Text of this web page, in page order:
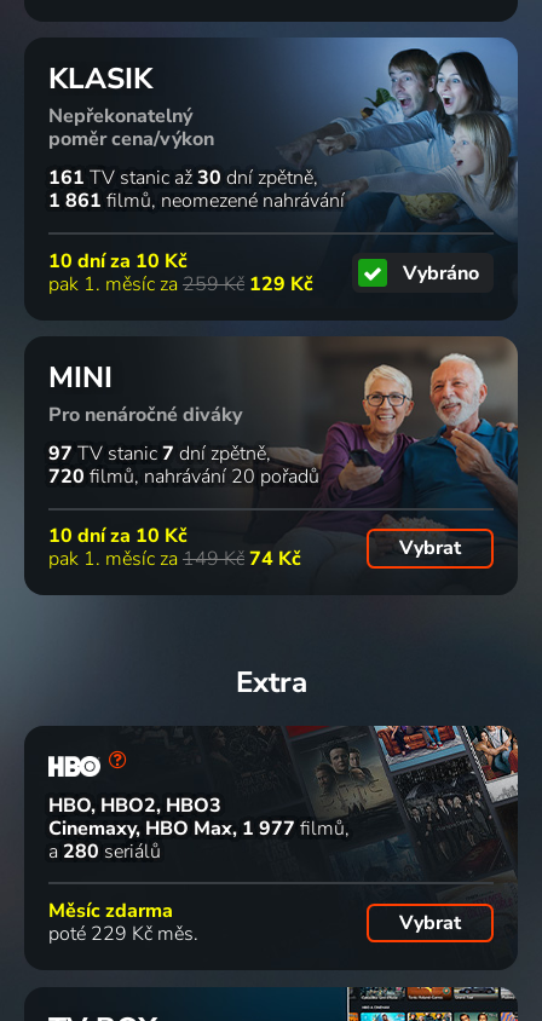
KLASIK
Nepřekonatelný
poměr cena/výkon
161 TV stanic až30 dní zpětně
1 861 filmů neomezené nahrávání
10 dní za 10 Kč
pak 1. měsíc za 259 Kč 129 Kč Vybráno
MINI
Pro nenáročné diváky
97 TV stanic7 dní zpětně
720 filmů nahrávání 20 pořadů
10 dní za 10 Kč
pak 1. měsíc za 149 Kč74 Kč Vybrat
Extra
HBO, HBO2, HBO3
Cinemaxy, HBO Max 1 977 filmů
a 280 seriálů
Měsíc zdarma
poté 229 Kč měs.
Vybrat